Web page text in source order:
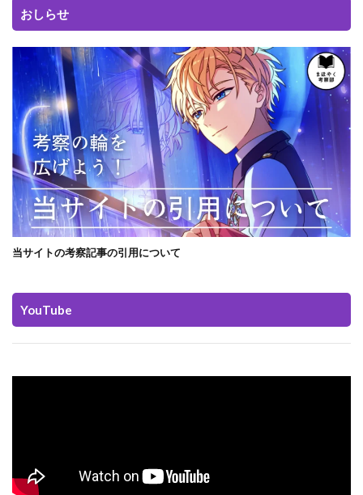
おしらせ
当サイトの考察記事の引用について
YouTube